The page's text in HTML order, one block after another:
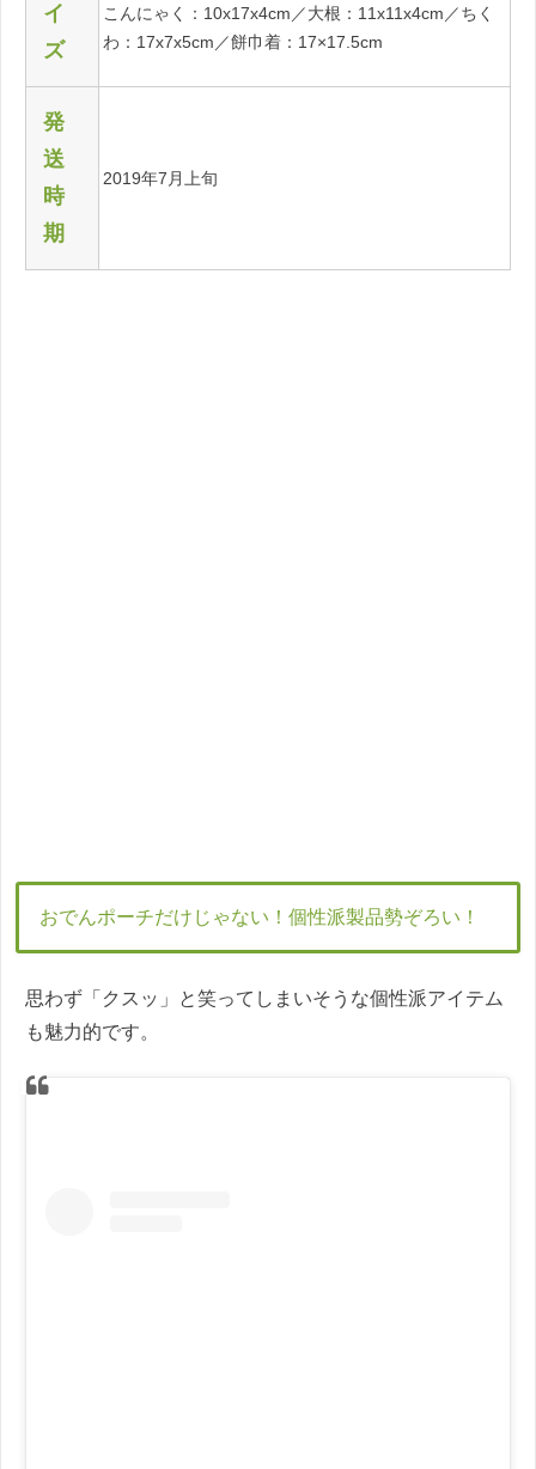
イ
ズ
こんにゃく：10x17x4cm／大根：11x11x4cm／ちく
わ：17x7x5cm／餅巾着：17×17.5cm
発
送
時
期
2019年7月上旬
おでんポーチだけじゃない！個性派製品勢ぞろい！
思わず「クスッ」と笑ってしまいそうな個性派アイテム
も魅力的です。